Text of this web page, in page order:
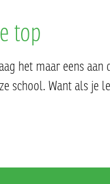
top
het maar eens
school. Want als je